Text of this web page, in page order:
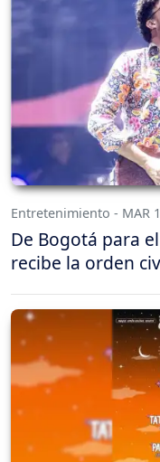
Entretenimiento - MAR
De Bogotá para
recibe la orden